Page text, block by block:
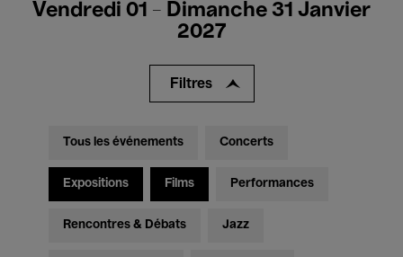
Vendredi 01 - Dimanche 31 Janvier
2027
Filtres
Tous les événements Concerts
Expositions Films Performances
Rencontres & Débats Jazz